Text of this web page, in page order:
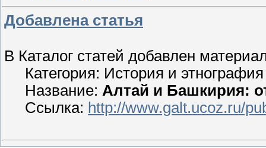
Добавлена статья
В Каталог статей добавлен
Категория: История и
Название: Алтай и Башкирия:
Ссылка: http://www.galt.ucoz.ru/